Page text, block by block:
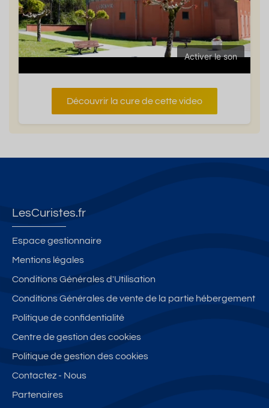
Activer le son
Découvrir la cure de cette video
LesCuristes.fr
Espace gestionnaire
Mentions légales
Conditions Générales d'Utilisation
Conditions Générales de vente de la partie hébergement
Politique de confidentialité
Centre de gestion des cookies
Politique de gestion des cookies
Contactez - Nous
Partenaires